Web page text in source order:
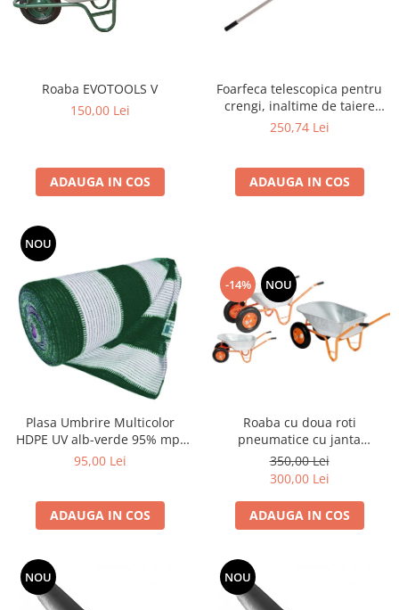
Masini electrice de tuns oi
Topoare
Compostoare
Tocator resturi vegetale
Scarificatoare
Gama gazon
Tăvălugi pentru gazon
Role de irigat
Distribuitoare de nisip
Aeratoare pentru gazon
Șuruburi autoforante
Motocultoare
Motocoase
Motopompe
Granulatoare furaje
Mori cereale
Roaba EVOTOOLS V
150,00 Lei
ADAUGA IN COS
Foarfeca telescopica pentru
crengi, inaltime de taiere
pana la 5 m
250,74 Lei
ADAUGA IN COS
NOU
Plasa Umbrire Multicolor
HDPE UV alb-verde 95% mp,
lungime 10m,latime 2 m
95,00 Lei
ADAUGA IN COS
-14% NOU
Roaba cu doua roti
pneumatice cu janta
metalica,cuva metalica 100L
350,00 Lei
300,00 Lei
ADAUGA IN COS
NOU NOU